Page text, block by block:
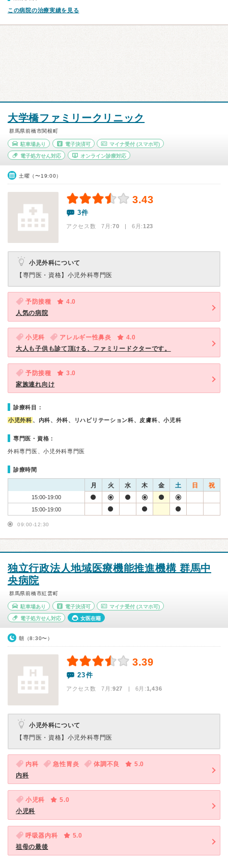
この病院の治療実績を見る
大学橋ファミリークリニック
群馬県前橋市関根町
駐車場あり 電子決済可 マイナ受付 (スマホ可)
電子処方せん対応 オンライン診療対応
土曜（〜19:00）
3.43
3件
アクセス数 7月:70 | 6月:123
小児外科について
【専門医・資格】 小児外科専門医
予防接種
4.0
人気の病院
小児科 アレルギー性鼻炎
4.0
大人も子供も診て頂ける、ファミリードクターです。
予防接種
3.0
家族連れ向け
診療科目：
小児外科 、内科、外科、リハビリテーション科、皮膚科、小児科
専門医・資格：
外科専門医、小児外科専門医
診療時間
月 火 水 木 金 土 日 祝
15:00-19:00
15:00-19:00
09:00-12:30
独立行政法人地域医療機能推進機構 群馬中
央病院
群馬県前橋市紅雲町
駐車場あり 電子決済可 マイナ受付 (スマホ可)
電子処方せん対応 女医在籍
朝（8:30〜）
3.39
23件
アクセス数 7月:927 | 6月:1,436
小児外科について
【専門医・資格】 小児外科専門医
内科 急性胃炎 体調不良
5.0
内科
小児科
5.0
小児科
呼吸器内科
5.0
祖母の最後